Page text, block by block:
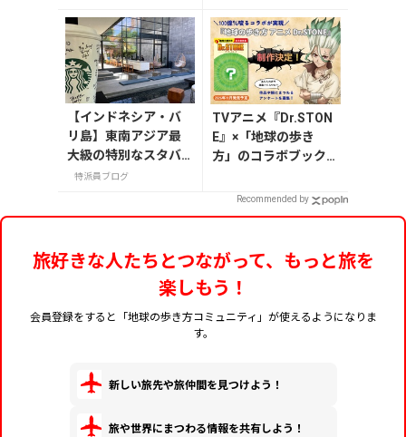
【インドネシア・バ
リ島】東南アジア最
大級の特別なスタバ
「スターバックスリ
特派員ブログ
TVアニメ『Dr.STON
E』×「地球の歩き
方」のコラボブックが
ート＆予約受付を開始
Recommended by
旅好きな人たちとつながって、もっと旅を
楽しもう！
会員登録をすると「地球の歩き方コミュニティ」が使えるようになりま
す。
新しい旅先や旅仲間を見つけよう！
旅や世界にまつわる情報を共有しよう！